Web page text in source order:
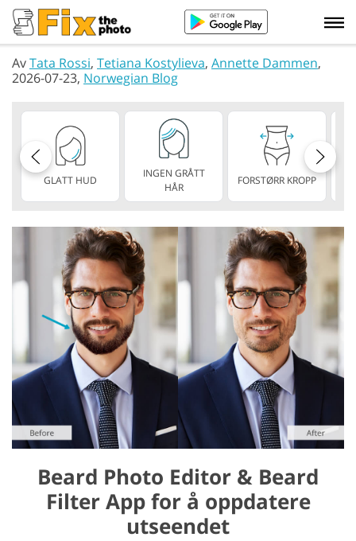
AvTata Rossi, Tetiana Kostylieva, Annette Dammen,
2026-07-23, Norwegian Blog
GLATT HUD
INGEN GRÅTT
HÅR
FORSTØRR KROPP
Beard Photo Editor & Beard
Filter App for å oppdatere
utseendet